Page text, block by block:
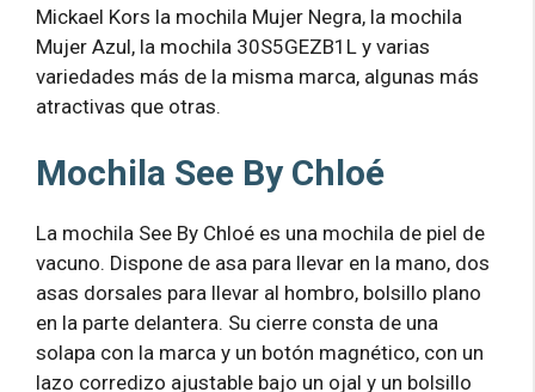
Mickael Kors la mochila Mujer Negra, la mochila
Mujer Azul, la mochila 30S5GEZB1L y varias
variedades más de la misma marca, algunas más
atractivas que otras.
Mochila See By Chloé
La mochila See By Chloé es una mochila de piel de
vacuno. Dispone de asa para llevar en la mano, dos
asas dorsales para llevar al hombro, bolsillo plano
en la parte delantera. Su cierre consta de una
solapa con la marca y un botón magnético, con un
lazo corredizo ajustable bajo un ojal y un bolsillo